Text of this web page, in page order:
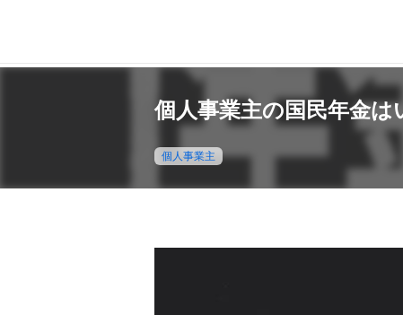
個人事業主の国民年金
個人事業主